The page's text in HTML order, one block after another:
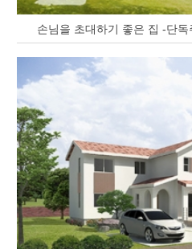
손님을 초대하기 좋은 집 -단